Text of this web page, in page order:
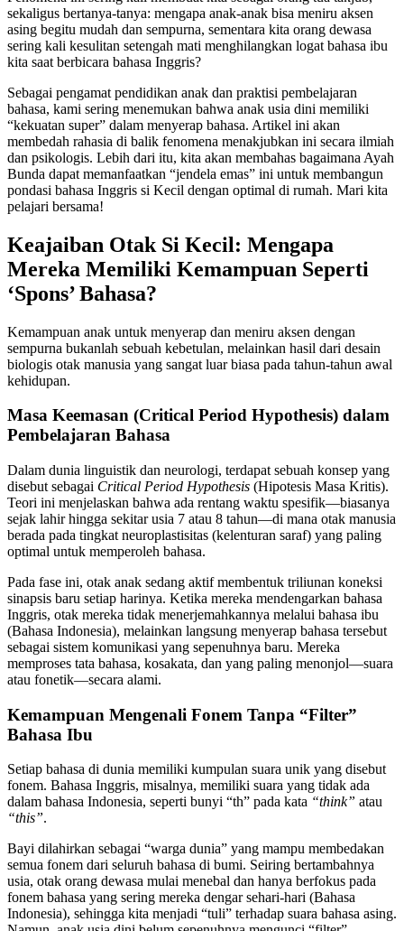
sekaligus bertanya-tanya: mengapa anak-anak bisa meniru aksen
asing begitu mudah dan sempurna, sementara kita orang dewasa
sering kali kesulitan setengah mati menghilangkan logat bahasa ibu
kita saat berbicara bahasa Inggris?
Sebagai pengamat pendidikan anak dan praktisi pembelajaran
bahasa, kami sering menemukan bahwa anak usia dini memiliki
“kekuatan super” dalam menyerap bahasa. Artikel ini akan
membedah rahasia di balik fenomena menakjubkan ini secara ilmiah
dan psikologis. Lebih dari itu, kita akan membahas bagaimana Ayah
Bunda dapat memanfaatkan “jendela emas” ini untuk membangun
pondasi bahasa Inggris si Kecil dengan optimal di rumah. Mari kita
pelajari bersama!
Keajaiban Otak Si Kecil: Mengapa
Mereka Memiliki Kemampuan Seperti
‘Spons’ Bahasa?
Kemampuan anak untuk menyerap dan meniru aksen dengan
sempurna bukanlah sebuah kebetulan, melainkan hasil dari desain
biologis otak manusia yang sangat luar biasa pada tahun-tahun awal
kehidupan.
Masa Keemasan (Critical Period Hypothesis) dalam
Pembelajaran Bahasa
Dalam dunia linguistik dan neurologi, terdapat sebuah konsep yang
disebut sebagai Critical Period Hypothesis (Hipotesis Masa Kritis).
Teori ini menjelaskan bahwa ada rentang waktu spesifik—biasanya
sejak lahir hingga sekitar usia 7 atau 8 tahun—di mana otak manusia
berada pada tingkat neuroplastisitas (kelenturan saraf) yang paling
optimal untuk memperoleh bahasa.
Pada fase ini, otak anak sedang aktif membentuk triliunan koneksi
sinapsis baru setiap harinya. Ketika mereka mendengarkan bahasa
Inggris, otak mereka tidak menerjemahkannya melalui bahasa ibu
(Bahasa Indonesia), melainkan langsung menyerap bahasa tersebut
sebagai sistem komunikasi yang sepenuhnya baru. Mereka
memproses tata bahasa, kosakata, dan yang paling menonjol—suara
atau fonetik—secara alami.
Kemampuan Mengenali Fonem Tanpa “Filter”
Bahasa Ibu
Setiap bahasa di dunia memiliki kumpulan suara unik yang disebut
fonem. Bahasa Inggris, misalnya, memiliki suara yang tidak ada
dalam bahasa Indonesia, seperti bunyi “th” pada kata “think” atau
“this”.
Bayi dilahirkan sebagai “warga dunia” yang mampu membedakan
semua fonem dari seluruh bahasa di bumi. Seiring bertambahnya
usia, otak orang dewasa mulai menebal dan hanya berfokus pada
fonem bahasa yang sering mereka dengar sehari-hari (Bahasa
Indonesia), sehingga kita menjadi “tuli” terhadap suara bahasa asing.